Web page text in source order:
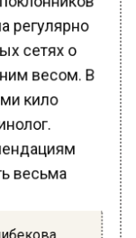
регулярно
сетях о
весом. В
кило
весьма